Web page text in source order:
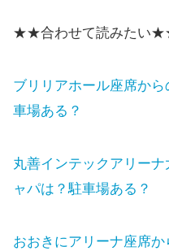
★★合わせて読みたい
ブリリアホール座席か
車場ある？
丸善インテックアリー
ャパは？駐車場ある？
おおきにアリーナ座席